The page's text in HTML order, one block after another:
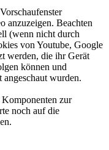
zur
noch auf die